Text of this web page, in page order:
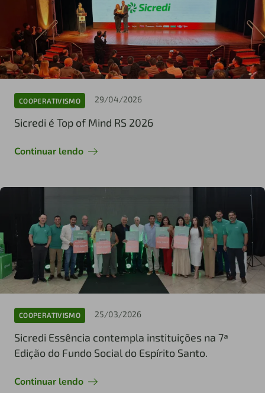
COOPERATIVISMO 29/04/2026
Sicredi é Top of Mind RS 2026
Continuar lendo
COOPERATIVISMO 25/03/2026
Sicredi Essência contempla instituições na 7ª
Edição do Fundo Social do Espírito Santo.
Continuar lendo